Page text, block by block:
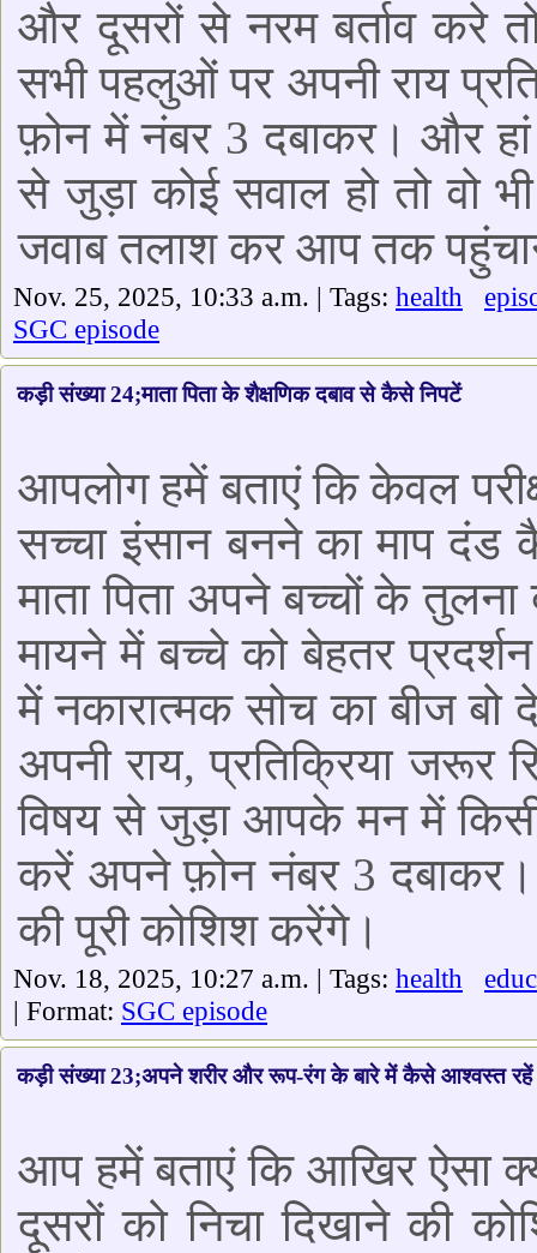
और दूसरों से नरम बर्ताव करे
सभी पहलुओं पर अपनी राय
फ़ोन में नंबर 3 दबाकर। और
से जुड़ा कोई सवाल हो तो वो
जवाब तलाश कर आप तक
Nov. 25, 2025, 10:33 a.m. | Tags: health
SGC episode
कड़ी संख्या 24;माता पिता के शैक्षणिक दबाव से कैसे निपटें
आपलोग हमें बताएं कि केवल
सच्चा इंसान बनने का माप दंड
माता पिता अपने बच्चों के
मायने में बच्चे को बेहतर
में नकारात्मक सोच का बीज
अपनी राय, प्रतिक्रिया
विषय से जुड़ा आपके मन में
करें अपने फ़ोन नंबर 3
की पूरी कोशिश करेंगे।
Nov. 18, 2025, 10:27 a.m. | Tags: health
| Format: SGC episode
कड़ी संख्या 23;अपने शरीर और रूप-रंग के बारे में कैसे आश्वस्त रहें
आप हमें बताएं कि आखिर ऐसा
दूसरों को निचा दिखाने की